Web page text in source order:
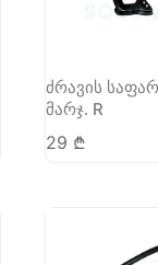
ძრავის
მარჯ. R
29 ₾